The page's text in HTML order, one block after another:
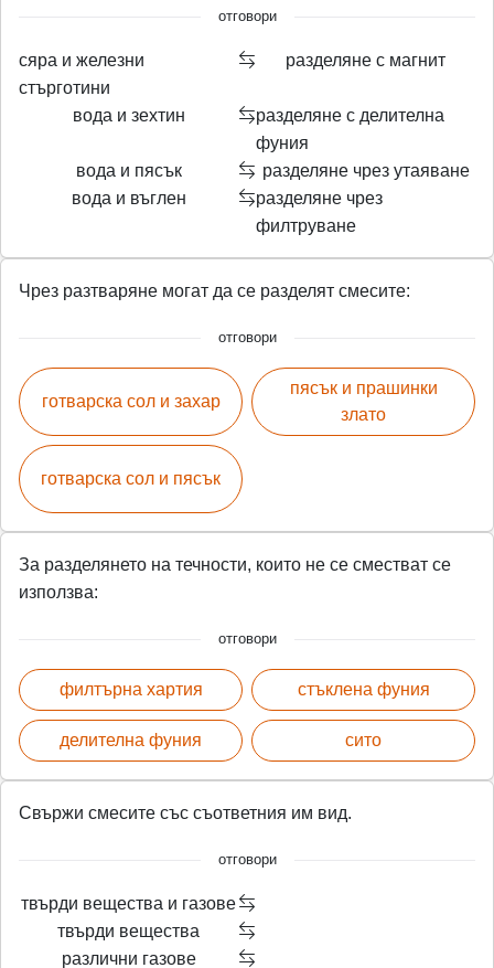
отговори
сяра и железни
стърготини
разделяне с магнит
вода и зехтин
разделяне с делителна
фуния
вода и пясък
разделяне чрез утаяване
вода и въглен
разделяне чрез
филтруване
Чрез разтваряне могат да се разделят смесите:
отговори
готварска сол и захар
готварска сол и пясък
пясък и прашинки
злато
За разделянето на течности, които не се сместват се
използва:
отговори
филтърна хартия
делителна фуния
стъклена фуния
сито
Свържи смесите със съответния им вид.
отговори
твърди вещества и газове
твърди вещества
различни газове